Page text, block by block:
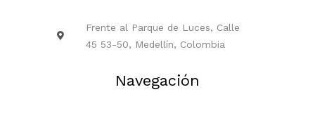
Frente al Parque de Luces, Calle
45 53-50, Medellín, Colombia
Navegación